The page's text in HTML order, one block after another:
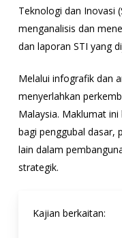
Teknologi dan Inovasi
menganalisis dan
dan laporan STI yang
Melalui infografik dan
menyerlahkan
Malaysia. Maklumat
bagi penggubal dasar,
lain dalam
strategik.
Kajian berkaitan: